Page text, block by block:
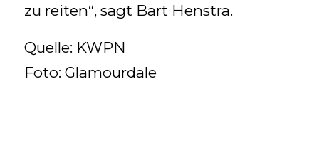
zu reiten“, sagt Bart Henstra.
Quelle: KWPN
Foto: Glamourdale